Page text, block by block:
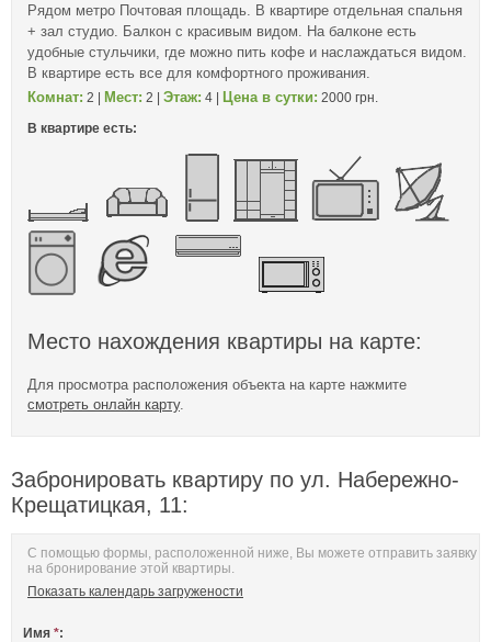
Рядом метро Почтовая площадь. В квартире отдельная спальня
+ зал студио. Балкон с красивым видом. На балконе есть
удобные стульчики, где можно пить кофе и наслаждаться видом.
В квартире есть все для комфортного проживания.
Комнат: 2 | Мест: 2 | Этаж: 4 | Цена в сутки: 2000 грн.
В квартире есть:
Место нахождения квартиры на карте:
Для просмотра расположения объекта на карте нажмите
смотреть онлайн карту.
Забронировать квартиру по ул. Набережно-
Крещатицкая, 11:
С помощью формы, расположенной ниже, Вы можете отправить заявку
на бронирование этой квартиры.
Показать календарь загружености
Имя *: